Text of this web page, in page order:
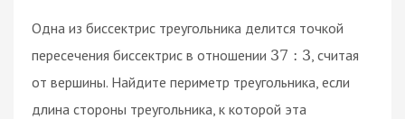
Одна из биссектрис треугольника делится точкой
пересечения биссектрис в отношении 37 : 3 , считая
от вершины. Найдите периметр треугольника, если
длина стороны треугольника, к которой эта